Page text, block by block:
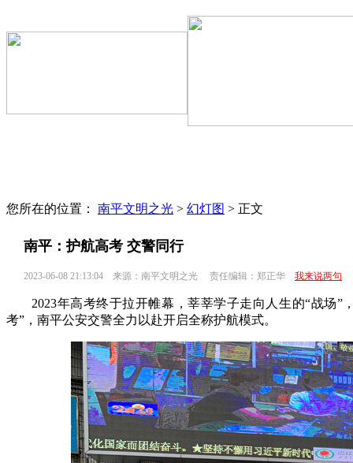
您所在的位置： 南平文明之光 > 幻灯图 > 正文
南平：护航高考 交警同行
2023-06-08 21:13:04 来源：南平文明之光 责任编辑：郑正华 我来说两句
2023年高考终于拉开帷幕，莘莘学子走向人生的“战场
考”，南平公安交警全力以赴开启全称护航模式。